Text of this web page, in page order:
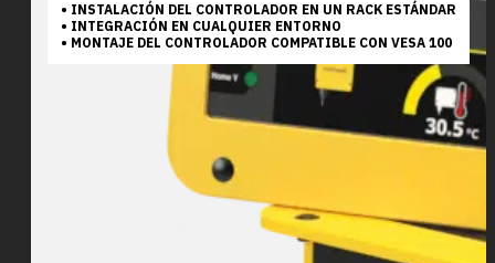
• INSTALACIÓN DEL CONTROLADOR EN UN RACK ESTÁNDAR
• INTEGRACIÓN EN CUALQUIER ENTORNO
• MONTAJE DEL CONTROLADOR COMPATIBLE CON VESA 100